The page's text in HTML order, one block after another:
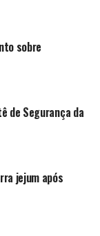
sobre
de Segurança da
jejum após